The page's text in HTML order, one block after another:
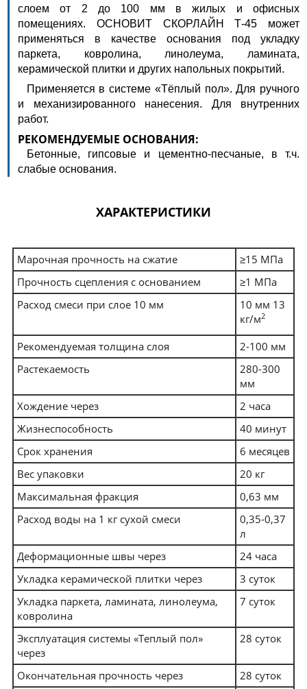
слоем от 2 до 100 мм в жилых и офисных
помещениях. ОСНОВИТ СКОРЛАЙН Т-45 может
применяться в качестве основания под укладку
паркета, ковролина, линолеума, ламината,
керамической плитки и других напольных покрытий.
Применяется в системе «Тёплый пол». Для ручного
и механизированного нанесения. Для внутренних
работ.
РЕКОМЕНДУЕМЫЕ ОСНОВАНИЯ:
Бетонные, гипсовые и цементно-песчаные, в т.ч.
слабые основания.
ХАРАКТЕРИСТИКИ
Марочная прочность на сжатие
≥15 МПа
Прочность сцепления с основанием
≥1 МПа
Расход смеси при слое 10 мм
10 мм 13
кг/м2
Рекомендуемая толщина слоя
2-100 мм
Растекаемость
280-300
мм
Хождение через
2 часа
Жизнеспособность
40 минут
Срок хранения
6 месяцев
Вес упаковки
20 кг
Максимальная фракция
0,63 мм
Расход воды на 1 кг сухой смеси
0,35-0,37
л
Деформационные швы через
24 часа
Укладка керамической плитки через
3 суток
Укладка паркета, ламината, линолеума,
ковролина
7 суток
Эксплуатация системы «Теплый пол»
через
28 суток
Окончательная прочность через 28 суток